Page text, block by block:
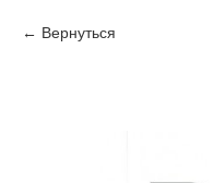
Вернуться